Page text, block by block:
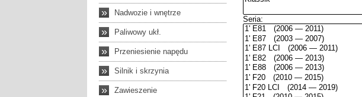
» Nadwozie i wnętrze
» Paliwowy ukł.
» Przeniesienie napędu
» Silnik i skrzynia
» Zawieszenie